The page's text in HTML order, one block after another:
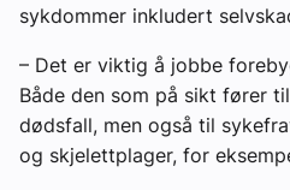
sykdommer inkludert
– Det er viktig å jobbe
Både den som på sikt fører
dødsfall, men også til
og skjelettplager, for